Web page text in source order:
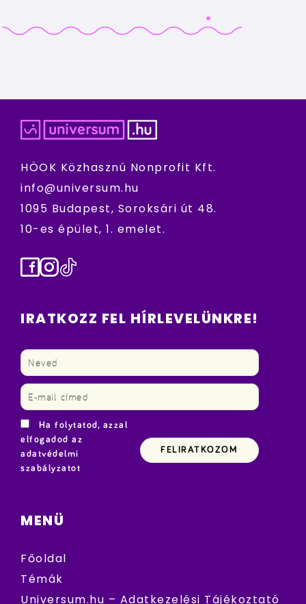
HÖOK Közhasznú Nonprofit Kft.
info@universum.hu
1095 Budapest, Soroksári út 48.
10-es épület, 1. emelet.
Facebook
Instagram
TikTok
IRATKOZZ FEL HÍRLEVELÜNKRE!
Ha folytatod, azzal
elfogadod az
adatvédelmi
szabályzatot
MENÜ
Főoldal
Témák
Universum.hu – Adatkezelési Tájékoztató